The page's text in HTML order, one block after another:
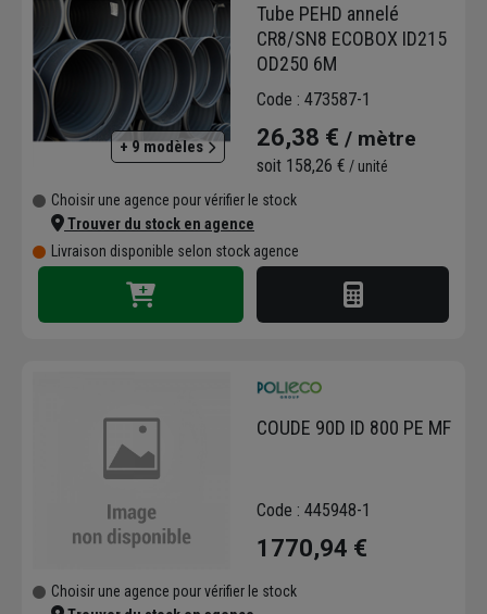
+ 9 modèles
Tube PEHD annelé
CR8/SN8 ECOBOX ID215
OD250 6M
Code : 473587-1
26,38 € / mètre
soit 158,26 € / unité
Choisir une agence pour vérifier le stock
Trouver du stock en agence
Livraison disponible selon stock agence
COUDE 90D ID 800 PE MF
Code : 445948-1
1770,94 €
Choisir une agence pour vérifier le stock